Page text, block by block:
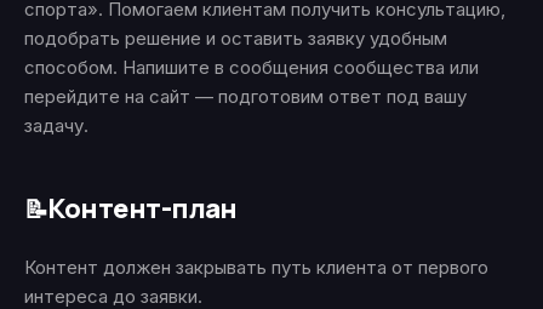
спорта». Помогаем клиентам получить консультацию,
подобрать решение и оставить заявку удобным
способом. Напишите в сообщения сообщества или
перейдите на сайт — подготовим ответ под вашу
задачу.
📝Контент-план
Контент должен закрывать путь клиента от первого
интереса до заявки.